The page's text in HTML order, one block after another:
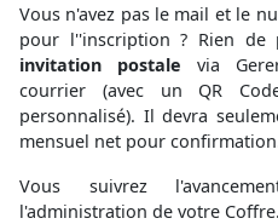
Vous n'avez pas le mail et le
pour l''inscription ? Rien de
invitation postale via
courrier (avec un QR
personnalisé). Il devra
mensuel net pour
Vous suivrez
l'administration de votre Coffre.